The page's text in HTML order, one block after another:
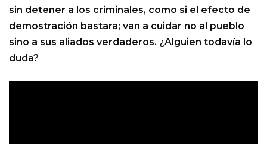
sin detener a los criminales, como si el efecto de
demostración bastara; van a cuidar no al pueblo
sino a sus aliados verdaderos. ¿Alguien todavía lo
duda?